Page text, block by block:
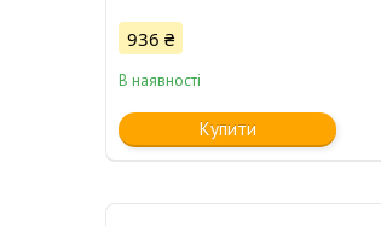
936 ₴
В наявності
Купити